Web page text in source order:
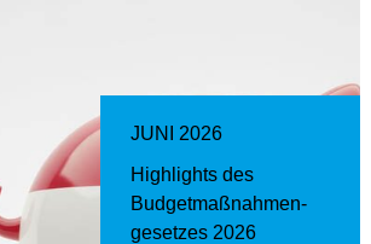
JUNI 2026
Highlights des
Budgetmaßnahmen​­
gesetzes 2026